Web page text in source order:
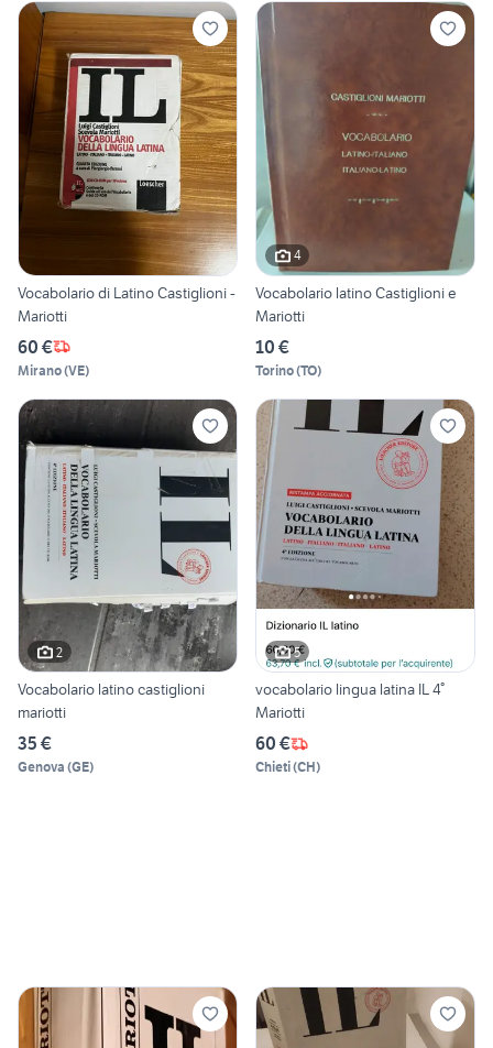
Vocabolario di Latino Castiglioni -
Mariotti
60 €
Mirano(VE)
4
Vocabolario latino Castiglioni e
Mariotti
10 €
Torino(TO)
2
Vocabolario latino castiglioni
mariotti
35 €
Genova (GE)
5
vocabolario lingua latina IL 4°
Mariotti
60 €
Chieti(CH)